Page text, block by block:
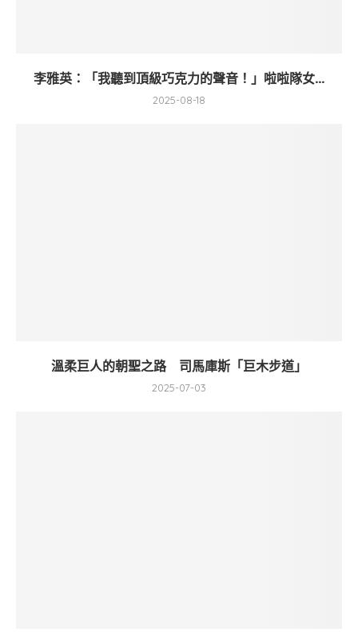
李雅英：「我聽到頂級巧克力的聲音！」啦啦隊女...
2025-08-18
溫柔巨人的朝聖之路 司馬庫斯「巨木步道」
2025-07-03